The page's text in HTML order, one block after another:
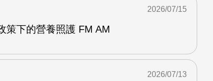
策下的營養照護 FM AM
2026/07/15
2026/07/13